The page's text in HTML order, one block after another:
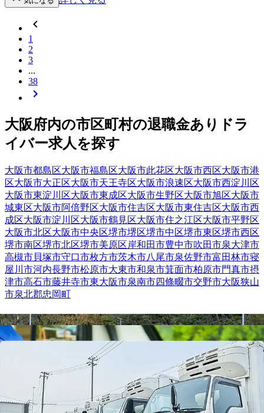
1
2
3
...
38
大阪府内の市区町村の退職金あり
ドラ
イバー求人を探す
大阪市都島区大阪市福島区大阪市此花区大阪市西区大阪市港
区大阪市大正区大阪市天王寺区大阪市浪速区大阪市西淀川区
大阪市東淀川区大阪市東成区大阪市生野区大阪市旭区大阪市
城東区大阪市阿倍野区大阪市住吉区大阪市東住吉区大阪市西
成区大阪市淀川区大阪市鶴見区大阪市住之江区大阪市平野区
大阪市北区大阪市中央区堺市堺区堺市中区堺市東区堺市西区
堺市南区堺市北区堺市美原区岸和田市豊中市吹田市泉大津市
高槻市貝塚市守口市枚方市茨木市八尾市泉佐野市富田林市寝
屋川市河内長野市松原市大東市和泉市箕面市柏原市門真市摂
津市高石市藤井寺市東大阪市泉南市四條畷市交野市大阪狭山
市泉北郡忠岡町
【関西】他の都道府県から退職金あり
ドライバー求人を探す
京都府兵庫県和歌山県
勤務エリア